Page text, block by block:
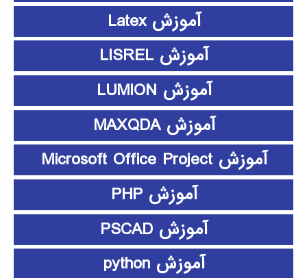
آموزش Latex
آموزش LISREL
آموزش LUMION
آموزش MAXQDA
آموزش Microsoft Office Project
آموزش PHP
آموزش PSCAD
آموزش python